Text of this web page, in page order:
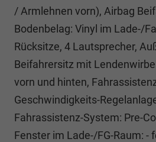
/ Armlehnen vorn), Airbag
Bodenbelag: Vinyl im Lade-/
Rücksitze, 4 Lautsprecher,
Beifahrersitz mit
vorn und hinten,
Geschwindigkeits-
Fahrassistenz-System: Pre-
Fenster im Lade-/FG-Raum: -